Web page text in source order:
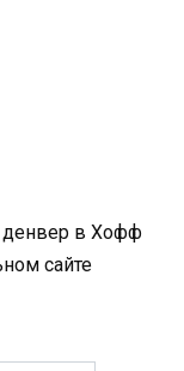
денвер в Хофф
сайте